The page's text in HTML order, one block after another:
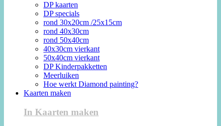
DP kaarten
DP specials
rond 30x20cm /25x15cm
rond 40x30cm
rond 50x40cm
40x30cm vierkant
50x40cm vierkant
DP Kinderpakketten
Meerluiken
Hoe werkt Diamond painting?
Kaarten maken
In Kaarten maken